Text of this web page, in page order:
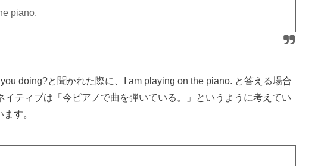
piano.
doing?と聞かれた際に、I am playing on the piano. と答える場合
イティブは「今ピアノで曲を弾いている。」というように考えてい
す。